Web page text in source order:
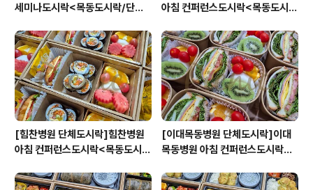
세미나도시락<목동도시락/단체
닉>
아침 컨퍼런스도시락<목동도시
원스피크닉>
[힘찬병원 단체도시락]힘찬병원
아침 컨퍼런스도시락<목동도시
원스피크닉>
[이대목동병원 단체도시락]이대
목동병원 아침 컨퍼런스도시락<
이터링:원스피크닉>